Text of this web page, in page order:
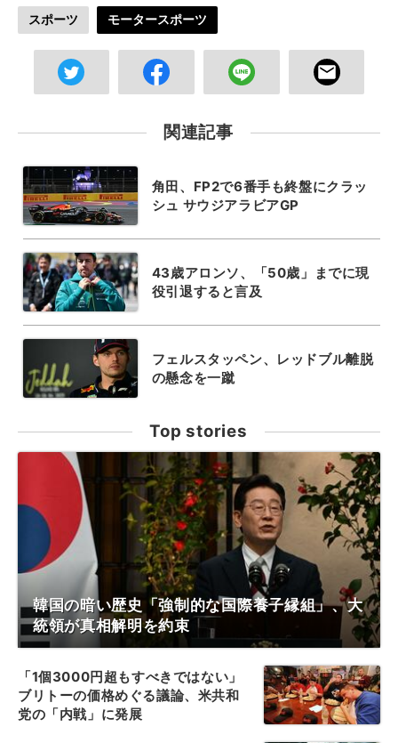
スポーツ モータースポーツ
関連記事
角田、FP2で6番手も終盤にクラッ
シュ サウジアラビアGP
43歳アロンソ、「50歳」までに現
役引退すると言及
フェルスタッペン、レッドブル離脱
の懸念を一蹴
Top stories
韓国の暗い歴史「強制的な国際養子縁組」、大
統領が真相解明を約束
「1個3000円超もすべきではない」
ブリトーの価格めぐる議論、米共和
党の「内戦」に発展